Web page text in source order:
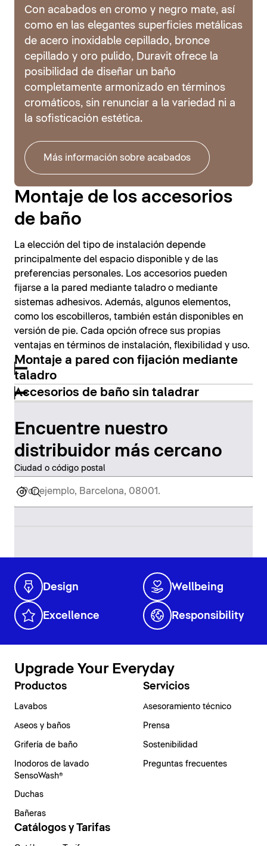
Con acabados en cromo y negro mate, así
como en las elegantes superficies metálicas
de acero inoxidable cepillado, bronce
cepillado y oro pulido, Duravit ofrece la
posibilidad de diseñar un baño
completamente armonizado en términos
cromáticos, sin renunciar a la variedad ni a
la sofisticación estética.
Más información sobre acabados
Montaje de los accesorios
de baño
La elección del tipo de instalación depende
principalmente del espacio disponible y de las
preferencias personales. Los accesorios pueden
fijarse a la pared mediante taladro o mediante
sistemas adhesivos. Además, algunos elementos,
como los escobilleros, también están disponibles en
versión de pie. Cada opción ofrece sus propias
ventajas en términos de instalación, flexibilidad y uso.
Montaje a pared con fijación mediante
taladro
Accesorios de baño sin taladrar
Encuentre nuestro
distribuidor más cercano
Ciudad o código postal
Design Wellbeing
Excellence Responsibility
Upgrade Your Everyday
Productos
Lavabos
Aseos y baños
Grifería de baño
Inodoros de lavado
SensoWash®
Duchas
Bañeras
Servicios
Asesoramiento técnico
Prensa
Sostenibilidad
Preguntas frecuentes
Catálogos y Tarifas